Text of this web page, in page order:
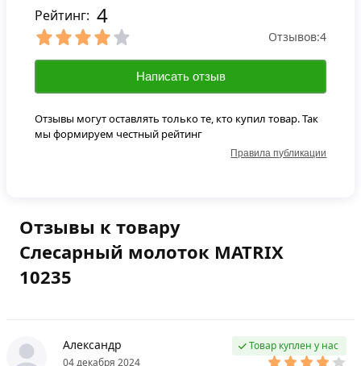
Отзывы к товару
Слесарный молоток MATRIX
10235
Александр
04 декабря 2024
Товар куплен у нас
Рейтинг: 4
Отзывов:4
Написать отзыв
Отзывы могут оставлять только те, кто купил товар. Так
мы формируем честный рейтинг
Правила публикации